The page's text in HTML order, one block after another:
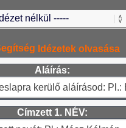
Idézetek olvasása
Aláírás:
Címzett 1. NÉV: